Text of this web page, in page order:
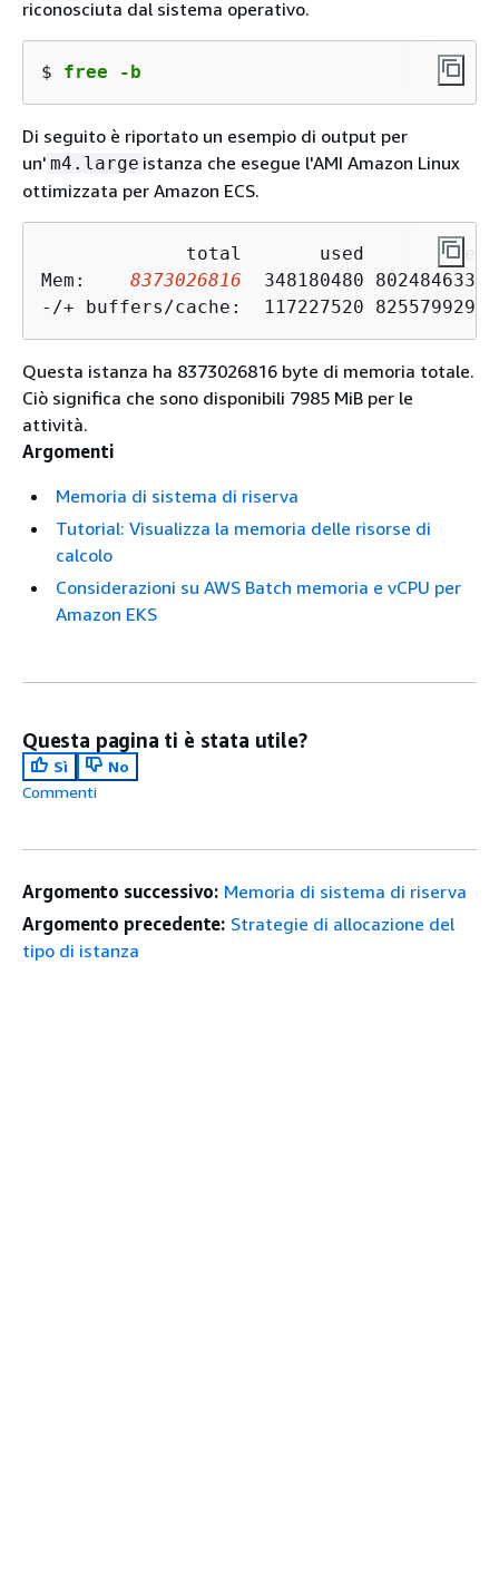
riconosciuta dal sistema operativo.
$ free -b
Di seguito è riportato un esempio di output per
un' m4.large istanza che esegue l'AMI Amazon Linux
ottimizzata per Amazon ECS.
total       used
Mem: 8373026816
348180480 8024846336
-/+ buffers/cache:  117227520 8255799296
Questa istanza ha 8373026816 byte di memoria totale.
Ciò significa che sono disponibili 7985 MiB per le
attività.
Argomenti
Memoria di sistema di riserva
Tutorial: Visualizza la memoria delle risorse di
calcolo
Considerazioni su AWS Batch memoria e vCPU per
Amazon EKS
Questa pagina ti è stata utile?
Sì
No
Commenti
Argomento successivo: Memoria di sistema di riserva
Argomento precedente: Strategie di allocazione del
tipo di istanza